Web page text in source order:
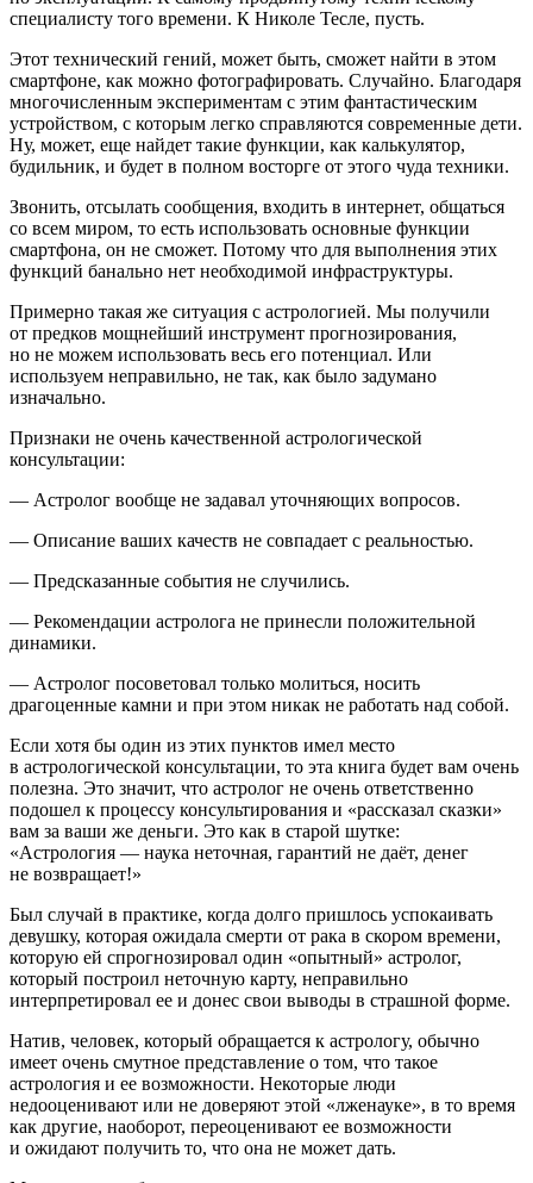
специалисту того времени. К Николе Тесле, пусть.
Этот технический гений, может быть, сможет найти в этом
смартфоне, как можно фотографировать. Случайно. Благодаря
многочисленным экспериментам с этим фантастическим
устройством, с которым легко справляются современные дети.
Ну, может, еще найдет такие функции, как калькулятор,
будильник, и будет в полном восторге от этого чуда техники.
Звонить, отсылать сообщения, входить в интернет, общаться
со всем миром, то есть использовать основные функции
смартфона, он не сможет. Потому что для выполнения этих
функций банально нет необходимой инфраструктуры.
Примерно такая же ситуация с астрологией. Мы получили
от предков мощнейший инструмент прогнозирования,
но не можем использовать весь его потенциал. Или
используем неправильно, не так, как было задумано
изначально.
Признаки не очень качественной астрологической
консультации:
— Астролог вообще не задавал уточняющих вопросов.
— Описание ваших качеств не совпадает с реальностью.
— Предсказанные события не случились.
— Рекомендации астролога не принесли положительной
динамики.
— Астролог посоветовал только молиться, носить
драгоценные камни и при этом никак не работать над собой.
Если хотя бы один из этих пунктов имел место
в астрологической консультации, то эта книга будет вам очень
полезна. Это значит, что астролог не очень ответственно
подошел к процессу консультирования и «рассказал сказки»
вам за ваши же деньги. Это как в старой шутке:
«Астрология — наука неточная, гарантий не даёт, денег
не возвращает!»
Был случай в практике, когда долго пришлось успокаивать
девушку, которая ожидала смерти от рака в скором времени,
которую ей спрогнозировал один «опытный» астролог,
который построил неточную карту, неправильно
интерпретировал ее и донес свои выводы в страшной форме.
Натив, человек, который обращается к астрологу, обычно
имеет очень смутное представление о том, что такое
астрология и ее возможности. Некоторые люди
недооценивают или не доверяют этой «лженауке», в то время
как другие, наоборот, переоценивают ее возможности
и ожидают получить то, что она не может дать.